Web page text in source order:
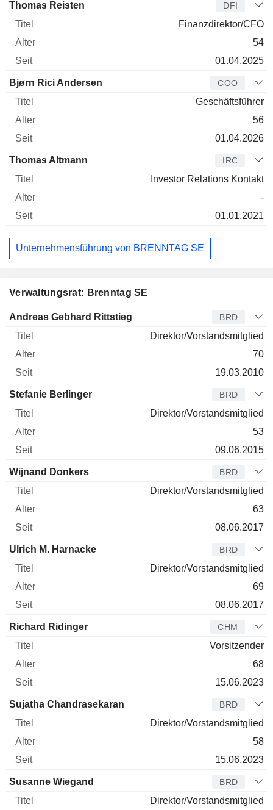
Thomas Reisten DFI
Finanzdirektor/CFO
54
01.04.2025
Bjørn Rici Andersen COO
Geschäftsführer
56
01.04.2026
Thomas Altmann IRC
Investor Relations Kontakt
-
01.01.2021
Unternehmensführung von BRENNTAG SE
Verwaltungsrat: Brenntag SE
Verwaltungsratsmitglied Titel
Andreas Gebhard Rittstieg BRD
Direktor/Vorstandsmitglied
70
19.03.2010
Stefanie Berlinger BRD
Direktor/Vorstandsmitglied
53
09.06.2015
Wijnand Donkers BRD
Direktor/Vorstandsmitglied
63
08.06.2017
Ulrich M. Harnacke BRD
Direktor/Vorstandsmitglied
69
08.06.2017
Richard Ridinger CHM
Vorsitzender
68
15.06.2023
Sujatha Chandrasekaran BRD
Direktor/Vorstandsmitglied
58
15.06.2023
Susanne Wiegand BRD
Direktor/Vorstandsmitglied